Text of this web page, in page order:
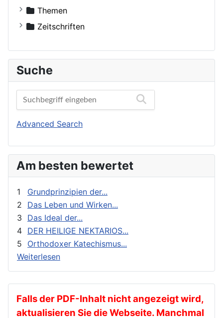
Russische Orthodoxe Kirche
Russische Orthodoxe Kirche im Ausland
Themen
Agiographie (Viten)
Autokephale und autonome Kirchen
Beziehung und Ehe
Bibelwissenschaft
Biographien
Buchbesprechungen und Nachrichten
Exegese
Feste
Geistliches Leben
Geschichte
gnadenhafte Erscheinungen
Heilige
Ikonen
Kalender
Katechese
Zeitschriften
Der Frohbote
DOM
Orthodoxe Stimmen
Orthodoxes Franken
Orthodoxie Heute
Stimme der Orthodoxie
Suche
Advanced Search
Am besten bewertet
1
Grundprinzipien der...
2
Das Leben und Wirken...
3
Das Ideal der...
4 DER HEILIGE NEKTARIOS...
5
Orthodoxer Katechismus...
Weiterlesen
Falls der PDF-Inhalt nicht angezeigt wird,
aktualisieren Sie die Webseite. Manchmal